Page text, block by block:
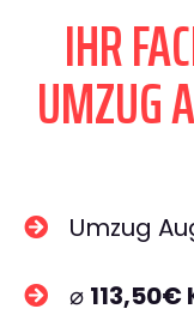
IHR
UMZUG
Umzug
⌀ 113,50€